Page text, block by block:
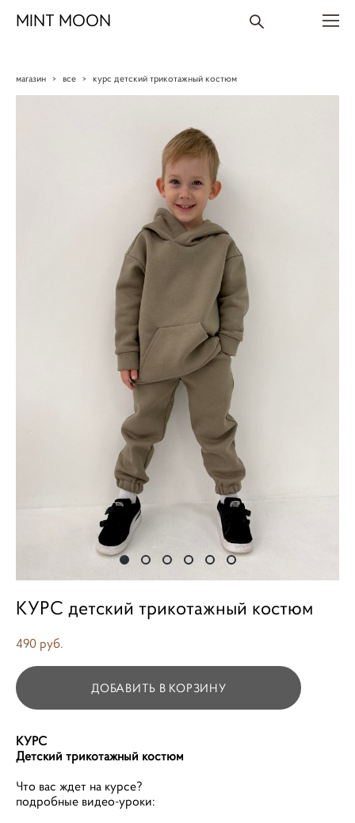
MINT MOON
магазин > все > курс детский трикотажный костюм
КУРС детский трикотажный костюм
490 pуб.
ДОБАВИТЬ В КОРЗИНУ
КУРС
Детский трикотажный костюм
Что вас ждет на курсе?
подробные видео-уроки: